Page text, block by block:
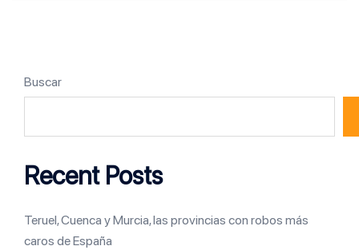
Buscar
Recent Posts
Teruel, Cuenca y Murcia, las provincias con robos más
caros de España